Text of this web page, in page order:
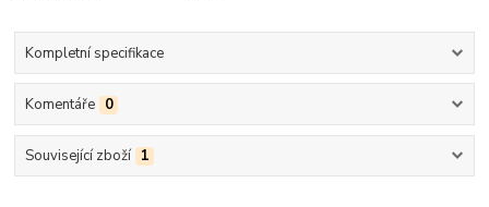
Kompletní specifikace
Komentáře 0
Související zboží 1